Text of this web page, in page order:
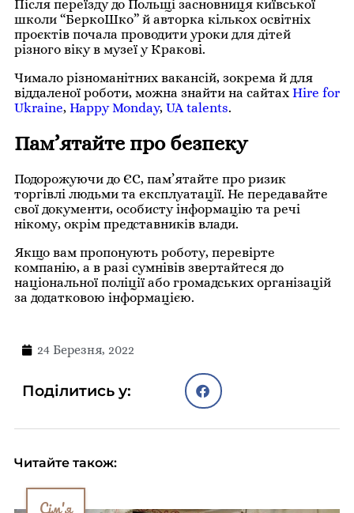
Після переїзду до Польщі засновниця київської
школи “БеркоШко” й авторка кількох освітніх
проєктів почала проводити уроки для дітей
різного віку в музеї у Кракові.
Чимало різноманітних вакансій, зокрема й для
віддаленої роботи, можна знайти на сайтах Hire for
Ukraine, Happy Monday, UA talents.
Пам’ятайте про безпеку
Подорожуючи до ЄС, пам’ятайте про ризик
торгівлі людьми та експлуатації. Не передавайте
свої документи, особисту інформацію та речі
нікому, окрім представників влади.
Якщо вам пропонують роботу, перевірте
компанію, а в разі сумнівів звертайтеся до
національної поліції або громадських організацій
за додатковою інформацією.
24 Березня, 2022
Поділитись у:
Читайте також:
Сім'я